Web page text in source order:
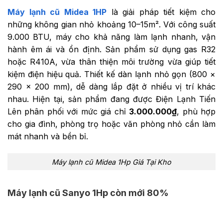
Máy lạnh cũ Midea 1HP là giải pháp tiết kiệm cho
những không gian nhỏ khoảng 10–15m². Với công suất
9.000 BTU, máy cho khả năng làm lạnh nhanh, vận
hành êm ái và ổn định. Sản phẩm sử dụng gas R32
hoặc R410A, vừa thân thiện môi trường vừa giúp tiết
kiệm điện hiệu quả. Thiết kế dàn lạnh nhỏ gọn (800 ×
290 × 200 mm), dễ dàng lắp đặt ở nhiều vị trí khác
nhau. Hiện tại, sản phẩm đang được Điện Lạnh Tiến
Lên phân phối với mức giá chỉ 3.000.000₫, phù hợp
cho gia đình, phòng trọ hoặc văn phòng nhỏ cần làm
mát nhanh và bền bỉ.
Máy lạnh cũ Midea 1Hp Giá Tại Kho
Máy lạnh cũ Sanyo 1Hp còn mới 80%